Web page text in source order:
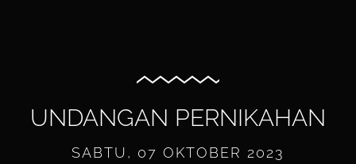
UNDANGAN PERNIKAHAN
SABTU, 07 OKTOBER 2023